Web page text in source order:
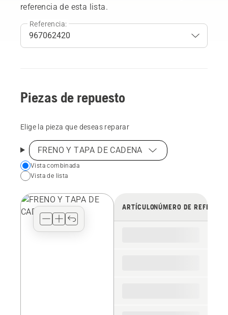
referencia de esta lista.
Referencia:
Piezas de repuesto
Elige la pieza que deseas reparar
FRENO Y TAPA DE CADENA
Choose
your
view
type
Vista combinada
Vista de lista
ARTÍCULONÚMERO DE